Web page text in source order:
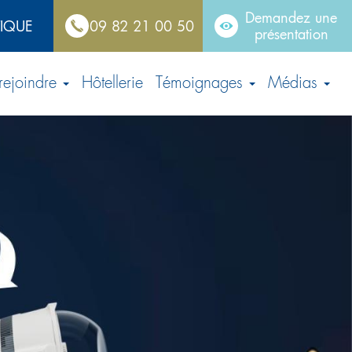
09 82 21 00 50
Demandez une
présentation
Hôtellerie Témoignages Médias